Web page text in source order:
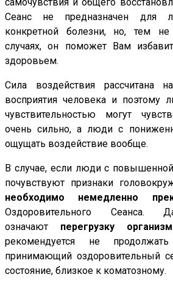
Сеанс не предназначен для
конкретной болезни, но, тем
случаях, он поможет Вам
здоровьем.
Сила воздействия рассчитана
восприятия человека и
чувствительностью могут
очень сильно, а люди с
ощущать воздействие вообще.
В случае, если люди с
почувствуют признаки
необходимо немедленно
Оздоровительного Сеанса.
означают перегрузку
рекомендуется не
принимающий оздоровительный
состояние, близкое к коматозному.